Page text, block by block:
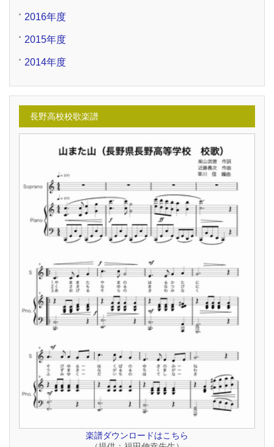
2016年度
2015年度
2014年度
長野高校校歌楽譜
楽譜ダウンロードはこちら